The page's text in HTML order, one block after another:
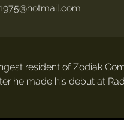
resident of Zodiak
he made his debut at